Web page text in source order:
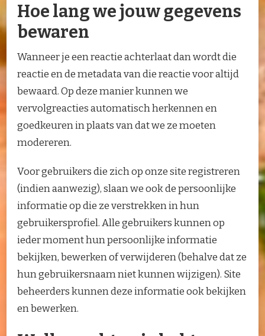
Hoe lang we jouw gegevens
bewaren
Wanneer je een reactie achterlaat dan wordt die
reactie en de metadata van die reactie voor altijd
bewaard. Op deze manier kunnen we
vervolgreacties automatisch herkennen en
goedkeuren in plaats van dat we ze moeten
modereren.
Voor gebruikers die zich op onze site registreren
(indien aanwezig), slaan we ook de persoonlijke
informatie op die ze verstrekken in hun
gebruikersprofiel. Alle gebruikers kunnen op
ieder moment hun persoonlijke informatie
bekijken, bewerken of verwijderen (behalve dat ze
hun gebruikersnaam niet kunnen wijzigen). Site
beheerders kunnen deze informatie ook bekijken
en bewerken.